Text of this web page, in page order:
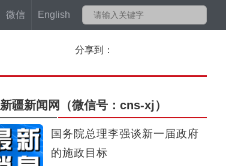
微信 English
分享到：
新疆新闻网 （微信号：cns-xj）
国务院总理李强谈新一届政府
的施政目标